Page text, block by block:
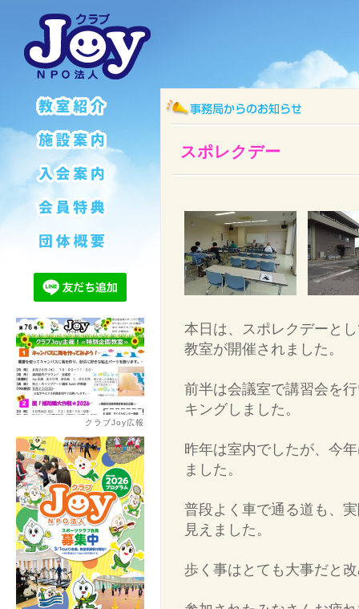
スポレクデー
本日は、スポレクデーと
教室が開催されました。
前半は会議室で講習会を
キングしました。
昨年は室内でしたが、今
ました。
普段よく車で通る道も、
見えました。
歩く事はとても大事だと
クラブJoy広報